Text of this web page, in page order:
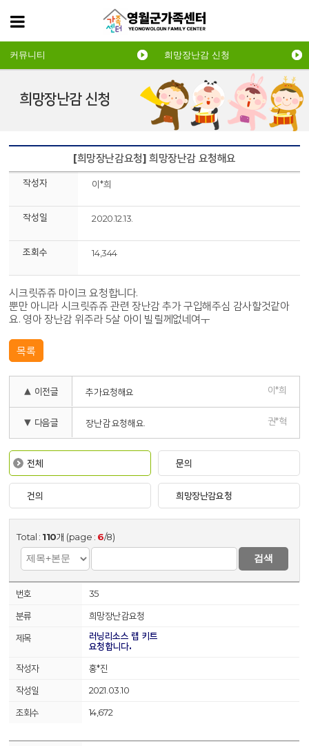
희망장난감 신청
커뮤니티 희망장난감 신청
[희망장난감요청] 희망장난감 요청해요
작성자 이*희
작성일 2020.12.13.
조회수 14,344
시크릿쥬쥬 마이크 요청합니다.
뿐만 아니라 시크릿쥬쥬 관련 장난감 추가 구입해주심 감사할것같아
요. 영아 장난감 위주라 5살 아이 빌릴께없네여ㅜ
목록
▲ 이전글 추가요청해요 이*희
▼ 다음글 장난감 요청해요. 권*혁
전체 문의
건의 희망장난감요청
Total : 110개 (page : 6/8)
검색
35
희망장난감요청
러닝리소스 랩 키트
요청합니다.
홍*진
2021.03.10
14,672